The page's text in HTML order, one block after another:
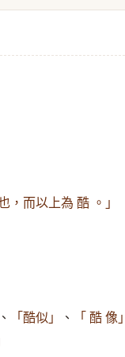
，而以上為 酷 。」
、 「酷似」 、 「 酷 像」